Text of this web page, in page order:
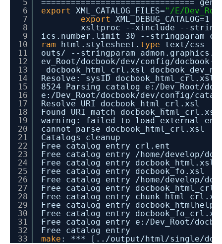
5
6
7
8
9
10
11
12
13
14
15
16
17
18
19
20
21
22
23
24
25
26
27
28
29
30
31
32
33
===============================
export
XML_CATALOG_FILES="/E/
export
XML_DEBUG_CATALOG=1
xsltproc --xinclude --
ics.number.limit 30 --stringparam
ram
html.stylesheet. type text/css
outs/ --stringparam
ev_Root/docbook/dev/config/docbook-
docbook_html_crl.xsl
Resolve: sysID docbook_html_crl.xsl
8524 Parsing catalog e: /Dev_Root/
e: /Dev_Root/docbook/dev/config/
Resolve URI docbook_html_crl.xsl
Found URI match docbook_html_crl.xsl
warning: failed to load external
cannot parse docbook_html_crl.xsl
Catalogs cleanup
Free catalog entry crl.ent
Free catalog entry /home/develop/
Free catalog entry docbook_html.xsl
Free catalog entry docbook_fo.xsl
Free catalog entry /home/develop/
Free catalog entry
Free catalog entry
Free catalog entry
Free catalog entry
Free catalog entry e: /Dev_Root/
Free catalog entry
make : *** [.. /output/html/single/